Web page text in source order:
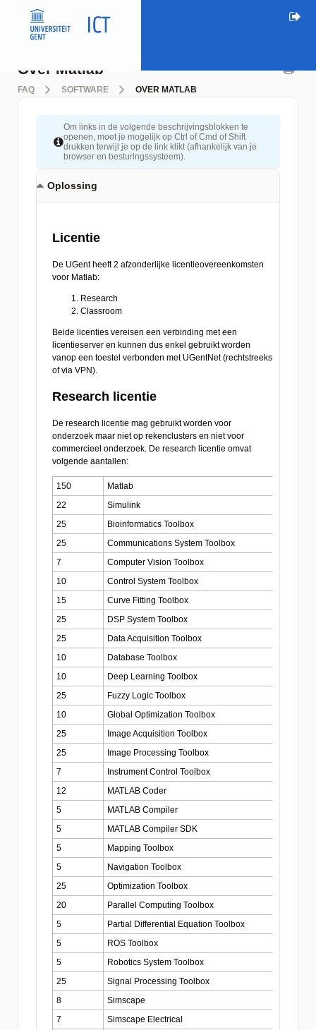
Over Matlab
FAQ SOFTWARE OVER MATLAB
Om links in de volgende beschrijvingsblokken te
openen, moet je mogelijk op Ctrl of Cmd of Shift
drukken terwijl je op de link klikt (afhankelijk van je
browser en besturingssysteem).
Oplossing